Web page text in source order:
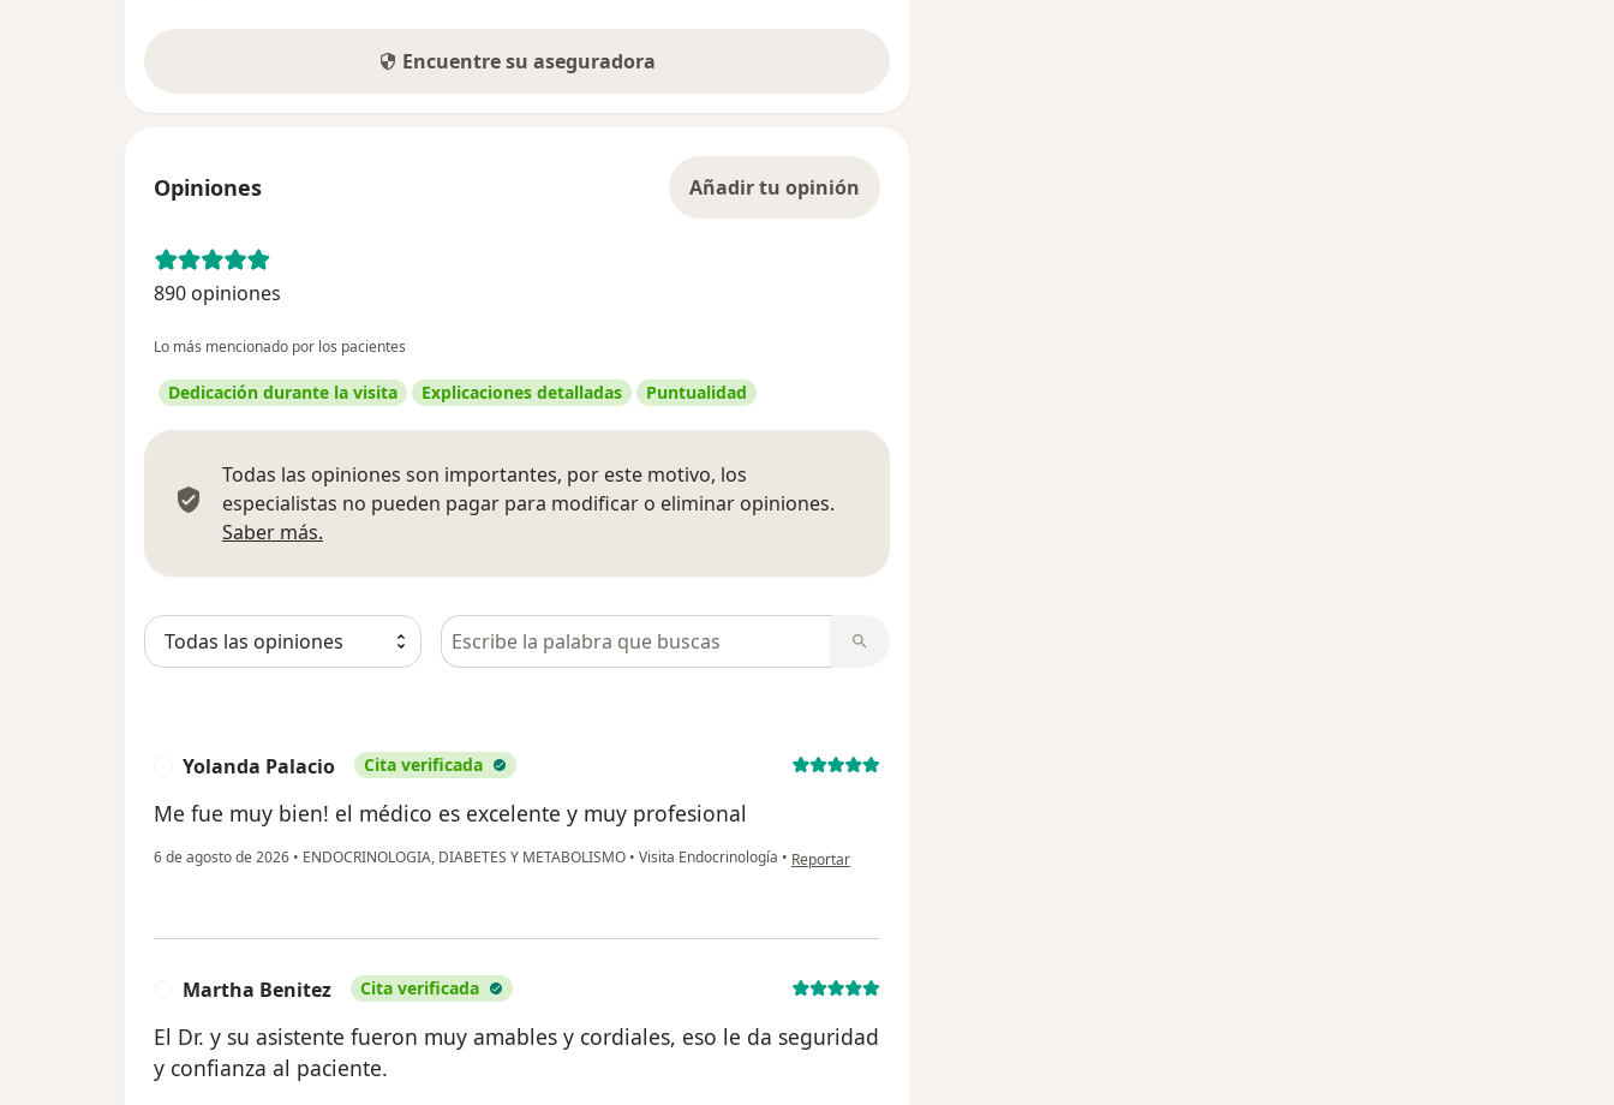
Encuentre su aseguradora
Opiniones Añadir tu opinión
890 opiniones
Lo más mencionado por los pacientes
Dedicación durante la visita Explicaciones detalladas Puntualidad
Todas las opiniones son importantes, por este motivo, los
especialistas no pueden pagar para modificar o eliminar opiniones.
Saber más.
Busca en opiniones
Yolanda Palacio Cita verificada
Me fue muy bien! el médico es excelente y muy profesional
6 de agosto de 2026 • ENDOCRINOLOGIA, DIABETES Y METABOLISMO • Visita Endocrinología • en opinión del usuario Yolanda Palacio
Reportar
Martha Benitez Cita verificada
El Dr. y su asistente fueron muy amables y cordiales, eso le da seguridad
y confianza al paciente.